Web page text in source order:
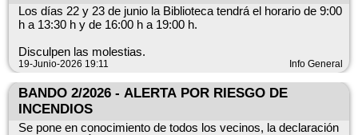
Los días 22 y 23 de junio la Biblioteca tendrá el horario de 9:00
h a 13:30 h y de 16:00 h a 19:00 h.
Disculpen las molestias.
19-Junio-2026 19:11 Info General
BANDO 2/2026 - ALERTA POR RIESGO DE
INCENDIOS
Se pone en conocimiento de todos los vecinos, la declaración